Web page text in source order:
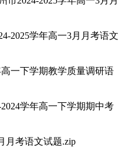
学年高一3月月考语文
一下学期教学质量调研语
学年高一下学期期中考
考语文试题.zip